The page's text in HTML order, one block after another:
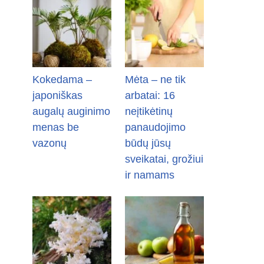
Kokedama –
japoniškas
augalų auginimo
menas be
vazonų
Mėta – ne tik
arbatai: 16
neįtikėtinų
panaudojimo
būdų jūsų
sveikatai, grožiui
ir namams